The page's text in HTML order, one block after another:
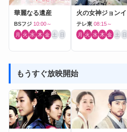
華麗なる遺産
BSフジ 10:00～
月 火 水 木 金 土 日
火の女神ジョンイ
テレ東 08:15～
月 火 水 木 金 土 日
もうすぐ放映開始